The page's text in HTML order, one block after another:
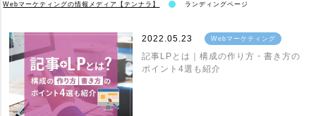
Webマーケティングの情報メディア【テンナラ】 ランディングページ
2022.05.23 Webマーケティング
記事LPとは｜構成の作り方・書き方の
ポイント4選も紹介